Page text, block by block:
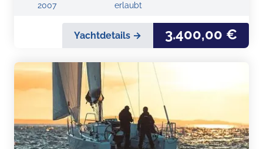
2007
erlaubt
Yachtdetails → 3.400,00 €